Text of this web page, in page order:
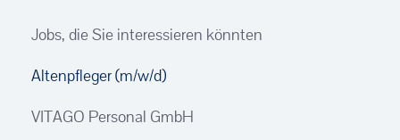
Jobs, die Sie interessieren könnten
Altenpfleger (m/w/d)
VITAGO Personal GmbH